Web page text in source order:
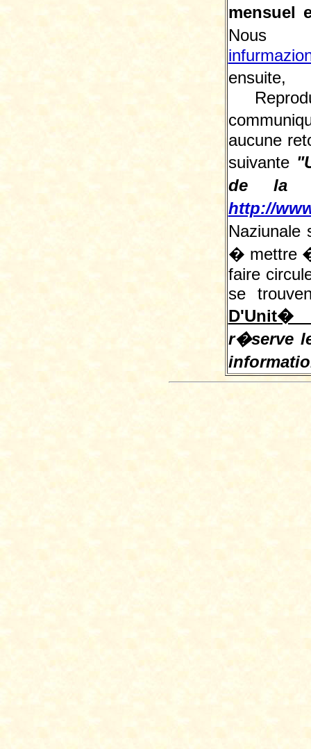
mensuel
Nous
ensuite,
aucune
suivante
de la
http://
� mettre
faire
se
D'Unit�
r�serve